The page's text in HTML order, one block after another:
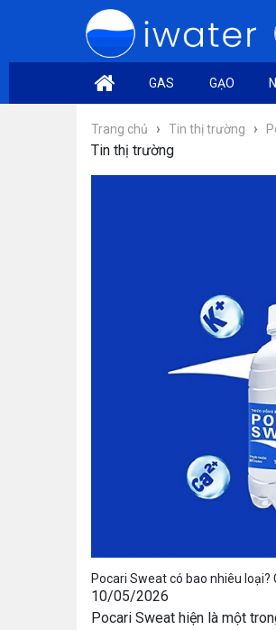
GAS GẠO
Trang chủ › Tin thị trường ›
Tin thị trường
Pocari Sweat có bao nhiêu
10/05/2026
Pocari Sweat hiện là một